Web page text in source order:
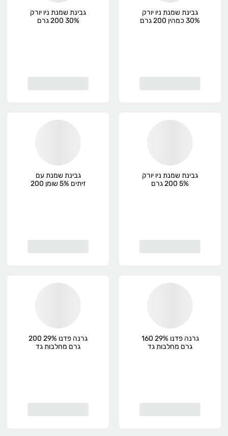
גבינת שמנת ניו יורק
30% כמהין 200 גרם
גבינת שמנת ניו יורק
30% 200 גרם
גבינת שמנת ניו יורק
5% 200 גרם
גבינת שמנת עם
זיתים 5% שומן 200
גרנה פדנו 29% 160
גרם מחלבות גד
גרנה פדנו 29% 200
גרם מחלבות גד